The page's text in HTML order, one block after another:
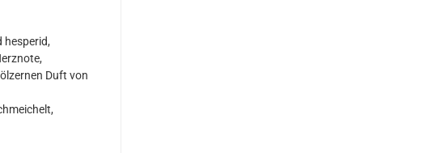
hesperid,
Duft von